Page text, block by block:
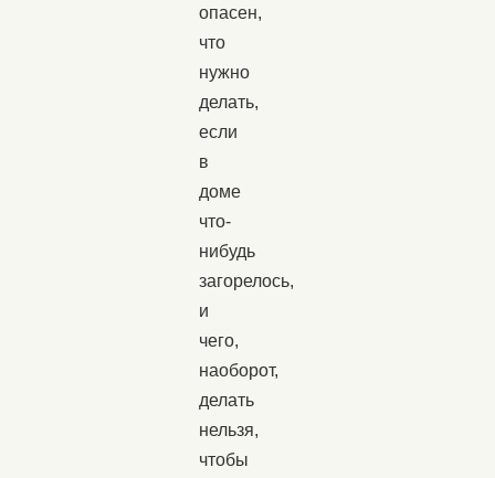
опасен,
что
нужно
делать,
если
в
доме
что-
нибудь
загорелось,
и
чего,
наоборот,
делать
нельзя,
чтобы